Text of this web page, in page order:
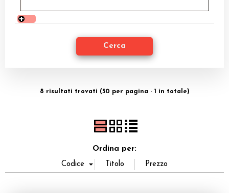
Fumetti & Romanzi
Giochi di Carte Collezionabili
8 risultati trovati (50 per pagina - 1 in totale)
Ordina per: